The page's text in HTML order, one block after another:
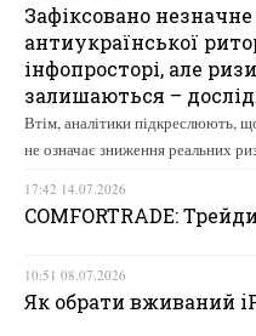
Зафіксовано
антиукраїнської
інфопросторі, але
залишаються –
Втім, аналітики підкреслюють,
не означає зниження реальних
17:42 14.07.2026
COMFORTRADE:
10:51 08.07.2026
Як обрати вживаний